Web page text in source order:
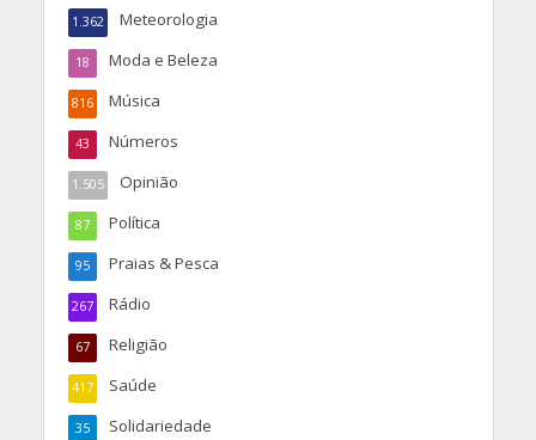
Meteorologia
1.362
Moda e Beleza
18
Música
816
Números
43
Opinião
1.505
Política
87
Praias & Pesca
95
Rádio
267
Religião
67
Saúde
417
Solidariedade
35